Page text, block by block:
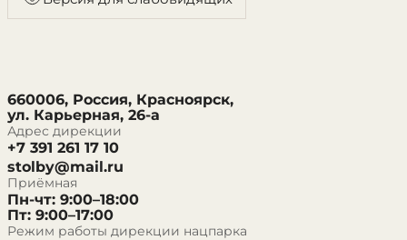
660006, Россия, Красноярск,
ул. Карьерная, 26-а
Адрес дирекции
+7 391 261 17 10
stolby@mail.ru
Приёмная
Пн-чт: 9:00–18:00
Пт: 9:00–17:00
Режим работы дирекции нацпарка